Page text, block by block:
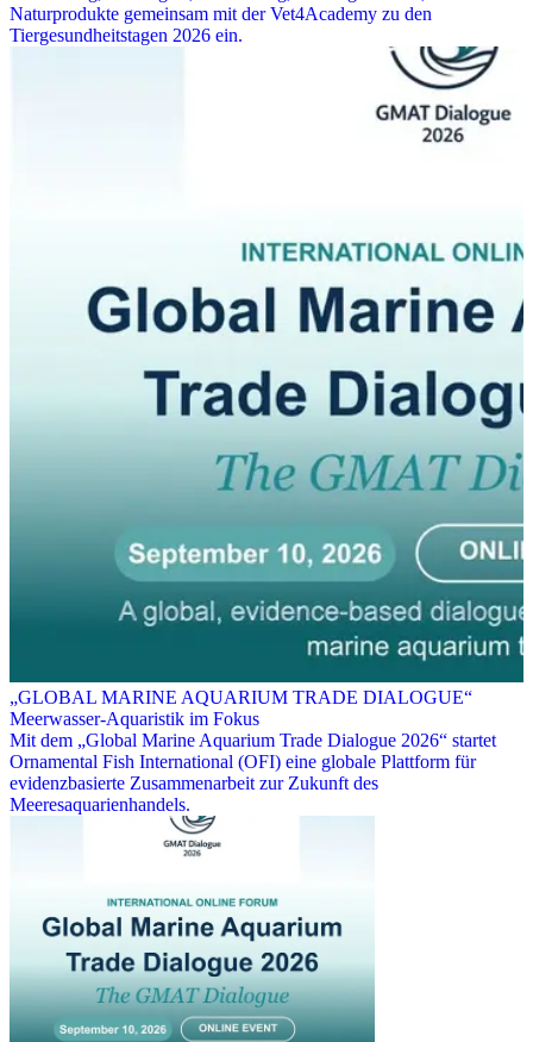
Naturprodukte gemeinsam mit der Vet4Academy zu den
Tiergesundheitstagen 2026 ein.
„GLOBAL MARINE AQUARIUM TRADE DIALOGUE“
Meerwasser-Aquaristik im Fokus
Mit dem „Global Marine Aquarium Trade Dialogue 2026“ startet
Ornamental Fish International (OFI) eine globale Plattform für
evidenzbasierte Zusammenarbeit zur Zukunft des
Meeresaquarienhandels.